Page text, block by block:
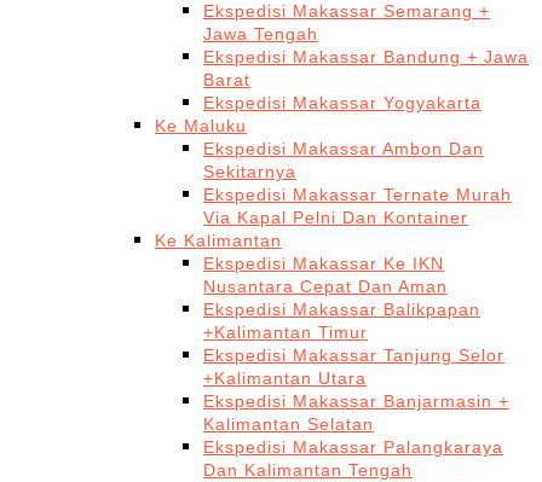
Ekspedisi Makassar Semarang +
Jawa Tengah
Ekspedisi Makassar Bandung + Jawa
Barat
Ekspedisi Makassar Yogyakarta
Ke Maluku
Ekspedisi Makassar Ambon Dan
Sekitarnya
Ekspedisi Makassar Ternate Murah
Via Kapal Pelni Dan Kontainer
Ke Kalimantan
Ekspedisi Makassar Ke IKN
Nusantara Cepat Dan Aman
Ekspedisi Makassar Balikpapan
+Kalimantan Timur
Ekspedisi Makassar Tanjung Selor
+Kalimantan Utara
Ekspedisi Makassar Banjarmasin +
Kalimantan Selatan
Ekspedisi Makassar Palangkaraya
Dan Kalimantan Tengah